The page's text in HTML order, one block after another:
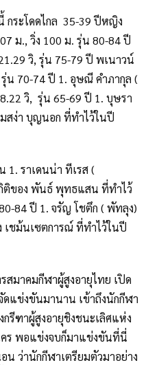
กระโดดไกล 35-39 ปีหญิง
ม., วิ่ง 100 ม. รุ่น 80-84 ปี
วิ, รุ่น 75-79 ปี พเนาวน์
น 70-74 ปี 1. อุษณี คำภากุล (
วิ, รุ่น 65-69 ปี 1. บุษรา
สง่า บุญนอก ที่ทำไว้ในปี
1. ราเดนน่า ทีเรส (
ติของ พันธ์ พุทธแสน ที่ทำไว้
84 ปี 1. จรัญ โชตึก ( พัทลุง)
เชม้นเซตการณ์ ที่ทำไว้ในปี
สมาคมกีฬาผู้สูงอายุไทย เปิด
แข่งขันมานาน เข้าถึงนักกีฬา
รีฑาผู้สูงอายุชิงชนะเลิศแห่ง
ร พอแข่งจบก็มาแข่งขันที่นี่
ว่านักกีฬาเตรียมตัวมาอย่าง